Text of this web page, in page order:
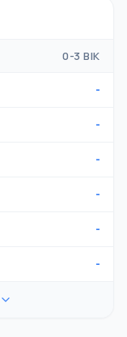
0-3 ВІК
-
-
-
-
-
-